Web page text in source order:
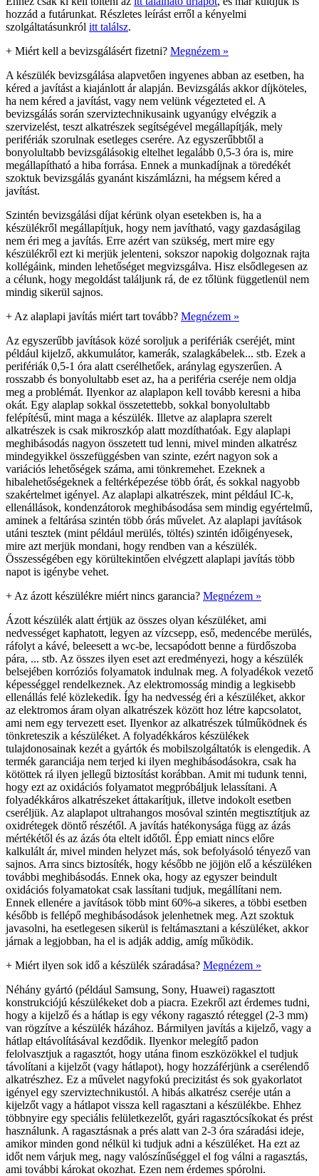
hozzád a futárunkat. Részletes leírást erről a kényelmi
szolgáltatásunkról itt találsz.
+ Miért kell a bevizsgálásért fizetni? Megnézem »
A készülék bevizsgálása alapvetően ingyenes abban az esetben, ha
kéred a javítást a kiajánlott ár alapján. Bevizsgálás akkor díjköteles,
ha nem kéred a javítást, vagy nem velünk végezteted el. A
bevizsgálás során szerviztechnikusaink ugyanúgy elvégzik a
szervizelést, teszt alkatrészek segítségével megállapítják, mely
perifériák szorulnak esetleges cserére. Az egyszerűbbtől a
bonyolultabb bevizsgálásokig eltelhet legalább 0,5-3 óra is, mire
megállapítható a hiba forrása. Ennek a munkadíjnak a töredékét
szoktuk bevizsgálás gyanánt kiszámlázni, ha mégsem kéred a
javítást.
Szintén bevizsgálási díjat kérünk olyan esetekben is, ha a
készülékről megállapítjuk, hogy nem javítható, vagy gazdaságilag
nem éri meg a javítás. Erre azért van szükség, mert mire egy
készülékről ezt ki merjük jelenteni, sokszor napokig dolgoznak rajta
kollégáink, minden lehetőséget megvizsgálva. Hisz elsődlegesen az
a célunk, hogy megoldást találjunk rá, de ez tőlünk függetlenül nem
mindig sikerül sajnos.
+ Az alaplapi javítás miért tart tovább? Megnézem »
Az egyszerűbb javítások közé soroljuk a perifériák cseréjét, mint
például kijelző, akkumulátor, kamerák, szalagkábelek... stb. Ezek a
perifériák 0,5-1 óra alatt cserélhetőek, aránylag egyszerűen. A
rosszabb és bonyolultabb eset az, ha a periféria cseréje nem oldja
meg a problémát. Ilyenkor az alaplapon kell tovább keresni a hiba
okát. Egy alaplap sokkal összetettebb, sokkal bonyolultabb
felépítésű, mint maga a készülék. Illetve az alaplapra szerelt
alkatrészek is csak mikroszkóp alatt mozdíthatóak. Egy alaplapi
meghibásodás nagyon összetett tud lenni, mivel minden alkatrész
mindegyikkel összefüggésben van szinte, ezért nagyon sok a
variációs lehetőségek száma, ami tönkremehet. Ezeknek a
hibalehetőségeknek a feltérképezése több órát, és sokkal nagyobb
szakértelmet igényel. Az alaplapi alkatrészek, mint például IC-k,
ellenállások, kondenzátorok meghibásodása sem mindig egyértelmű,
aminek a feltárása szintén több órás művelet. Az alaplapi javítások
utáni tesztek (mint például merülés, töltés) szintén időigényesek,
mire azt merjük mondani, hogy rendben van a készülék.
Összességében egy körültekintően elvégzett alaplapi javítás több
napot is igénybe vehet.
+ Az ázott készülékre miért nincs garancia? Megnézem »
Ázott készülék alatt értjük az összes olyan készüléket, ami
nedvességet kaphatott, legyen az vízcsepp, eső, medencébe merülés,
ráfolyt a kávé, beleesett a wc-be, lecsapódott benne a fürdőszoba
pára, ... stb. Az összes ilyen eset azt eredményezi, hogy a készülék
belsejében korróziós folyamatok indulnak meg. A folyadékok vezető
képességgel rendelkeznek. Az elektromosság mindig a legkisebb
ellenállás felé közlekedik. Így ha nedvesség éri a készüléket, akkor
az elektromos áram olyan alkatrészek között hoz létre kapcsolatot,
ami nem egy tervezett eset. Ilyenkor az alkatrészek túlműködnek és
tönkreteszik a készüléket. A folyadékkáros készülékek
tulajdonosainak kezét a gyártók és mobilszolgáltatók is elengedik. A
termék garanciája nem terjed ki ilyen meghibásodásokra, csak ha
kötöttek rá ilyen jellegű biztosítást korábban. Amit mi tudunk tenni,
hogy ezt az oxidációs folyamatot megpróbáljuk lelassítani. A
folyadékkáros alkatrészeket áttakarítjuk, illetve indokolt esetben
cseréljük. Az alaplapot ultrahangos mosóval szintén megtisztítjuk az
oxidrétegek döntő részétől. A javítás hatékonysága függ az ázás
mértékétől és az ázás óta eltelt időtől. Épp emiatt nincs előre
kalkulált ár, mivel minden helyzet más, sok befolyásoló tényező van
sajnos. Arra sincs biztosíték, hogy később ne jöjjön elő a készüléken
további meghibásodás. Ennek oka, hogy az egyszer beindult
oxidációs folyamatokat csak lassítani tudjuk, megállítani nem.
Ennek ellenére a javítások több mint 60%-a sikeres, a többi esetben
később is fellépő meghibásodások jelenhetnek meg. Azt szoktuk
javasolni, ha esetlegesen sikerül is feltámasztani a készüléket, akkor
járnak a legjobban, ha el is adják addig, amíg működik.
+ Miért ilyen sok idő a készülék száradása? Megnézem »
Néhány gyártó (például Samsung, Sony, Huawei) ragasztott
konstrukciójú készülékeket dob a piacra. Ezekről azt érdemes tudni,
hogy a kijelző és a hátlap is egy vékony ragasztó réteggel (2-3 mm)
van rögzítve a készülék házához. Bármilyen javítás a kijelző, vagy a
hátlap eltávolításával kezdődik. Ilyenkor melegítő padon
felolvasztjuk a ragasztót, hogy utána finom eszközökkel el tudjuk
távolítani a kijelzőt (vagy hátlapot), hogy hozzáférjünk a cserélendő
alkatrészhez. Ez a művelet nagyfokú precizitást és sok gyakorlatot
igényel egy szerviztechnikustól. A hibás alkatrész cseréje után a
kijelzőt vagy a hátlapot vissza kell ragasztani a készülékbe. Ehhez
többnyire egy speciális felületkezelőt, gyári ragasztócsíkokat és prést
használunk. A ragasztásnak a prés alatt van 2-3 óra száradási ideje,
amikor minden gond nélkül ki tudjuk adni a készüléket. Ha ezt az
időt nem várjuk meg, nagy valószínűséggel el fog válni a ragasztás,
ami további károkat okozhat. Ezen nem érdemes spórolni.